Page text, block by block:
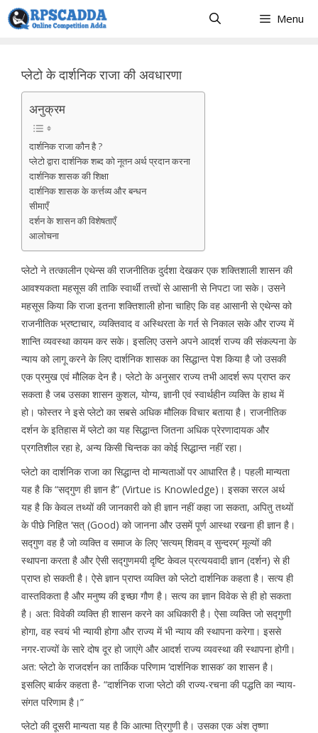
Skip
to
Menu
प्लेटो के दार्शनिक राजा की अवधारणा
अनुक्रम
दार्शनिक राजा कौन है ?
प्लेटो द्वारा दार्शनिक शब्द को नूतन अर्थ प्रदान करना
दार्शनिक शासक की शिक्षा
दार्शनिक शासक के कर्त्तव्य और बन्धन
सीमाएँ
दर्शन के शासन की विशेषताएँ
आलोचना
प्लेटो ने तत्कालीन एथेन्स की राजनीतिक दुर्दशा देखकर एक शक्तिशाली शासन की
आवश्यकता महसूस की ताकि स्वार्थी तत्त्वों से आसानी से निपटा जा सके। उसने
महसूस किया कि राजा इतना शक्तिशाली होना चाहिए कि वह आसानी से एथेन्स को
राजनीतिक भ्रष्टाचार, व्यक्तिवाद व अस्थिरता के गर्त से निकाल सके और राज्य में
शान्ति व्यवस्था कायम कर सके। इसलिए उसने अपने आदर्श राज्य की संकल्पना के
न्याय को लागू करने के लिए दार्शनिक शासक का सिद्धान्त पेश किया है जो उसकी
एक प्रमुख एवं मौलिक देन है। प्लेटो के अनुसार राज्य तभी आदर्श रूप प्राप्त कर
सकता है जब उसका शासन कुशल, योग्य, ज्ञानी एवं स्वार्थहीन व्यक्ति के हाथ में
हो। फोस्तर ने इसे प्लेटो का सबसे अधिक मौलिक विचार बताया है। राजनीतिक
दर्शन के इतिहास में प्लेटो का यह सिद्धान्त जितना अधिक प्रेरणादायक और
प्रगतिशील रहा हे, अन्य किसी चिन्तक का कोई सिद्धान्त नहीं रहा।
प्लेटो का दार्शनिक राजा का सिद्धान्त दो मान्यताओं पर आधारित है। पहली मान्यता
यह है कि “सद्गुण ही ज्ञान है” (Virtue is Knowledge)। इसका सरल अर्थ
यह है कि केवल तथ्यों की जानकारी को ही ज्ञान नहीं कहा जा सकता, अपितु तथ्यों
के पीछे निहित ‘सत् (Good) को जानना और उसमें पूर्ण आस्था रखना ही ज्ञान है।
सद्गुण वह है जो व्यक्ति व समाज के लिए ‘सत्यम् शिवम् व सुन्दरम्’ मूल्यों की
स्थापना करता है और ऐसी सद्गुणमयी दृष्टि केवल प्रत्ययवादी ज्ञान (दर्शन) से ही
प्राप्त हो सकती है। ऐसे ज्ञान प्राप्त व्यक्ति को प्लेटो दार्शनिक कहता है। सत्य ही
वास्तविकता है और मनुष्य की इच्छा गौण है। सत्य का ज्ञान विवेक से ही हो सकता
है। अत: विवेकी व्यक्ति ही शासन करने का अधिकारी है। ऐसा व्यक्ति जो सद्गुणी
होगा, वह स्वयं भी न्यायी होगा और राज्य में भी न्याय की स्थापना करेगा। इससे
नगर-राज्यों के सारे दोष दूर हो जाएंगे और आदर्श राज्य व्यवस्था की स्थापना होगी।
अत: प्लेटो के राजदर्शन का तार्किक परिणाम ‘दार्शनिक शासक’ का शासन है।
इसलिए बार्कर कहता है- “दार्शनिक राजा प्लेटो की राज्य-रचना की पद्धति का न्याय-
संगत परिणाम है।”
प्लेटो की दूसरी मान्यता यह है कि आत्मा त्रिगुणी है। उसका एक अंश तृष्णा